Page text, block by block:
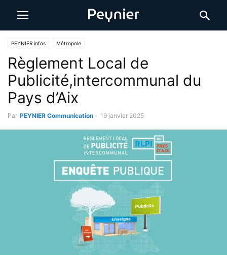
PEYNIER infos Métropole
Règlement Local de
Publicité,intercommunal du
Pays d’Aix
Par PEYNIER Communication - 19 janvier 2025